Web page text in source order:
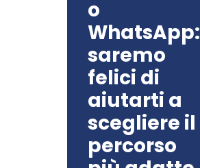
o
WhatsApp:
saremo
felici di
aiutarti a
scegliere il
percorso